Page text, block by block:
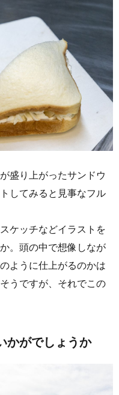
盛り上がったサンドウ
してみると見事なフル
ケッチなどイラストを
。頭の中で想像しなが
ように仕上がるのかは
うですが、それでこの
かがでしょうか